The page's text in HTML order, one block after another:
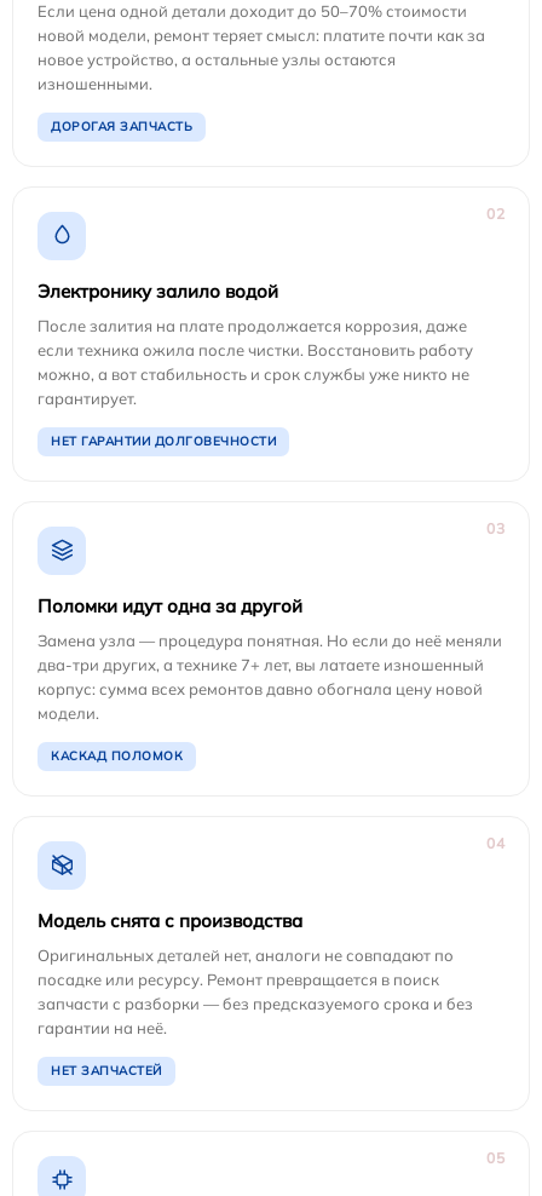
Если цена одной детали доходит до 50–70% стоимости
новой модели, ремонт теряет смысл: платите почти как за
новое устройство, а остальные узлы остаются
изношенными.
ДОРОГАЯ ЗАПЧАСТЬ
02
Электронику залило водой
После залития на плате продолжается коррозия, даже
если техника ожила после чистки. Восстановить работу
можно, а вот стабильность и срок службы уже никто не
гарантирует.
НЕТ ГАРАНТИИ ДОЛГОВЕЧНОСТИ
03
Поломки идут одна за другой
Замена узла — процедура понятная. Но если до неё меняли
два-три других, а технике 7+ лет, вы латаете изношенный
корпус: сумма всех ремонтов давно обогнала цену новой
модели.
КАСКАД ПОЛОМОК
04
Модель снята с производства
Оригинальных деталей нет, аналоги не совпадают по
посадке или ресурсу. Ремонт превращается в поиск
запчасти с разборки — без предсказуемого срока и без
гарантии на неё.
НЕТ ЗАПЧАСТЕЙ
05